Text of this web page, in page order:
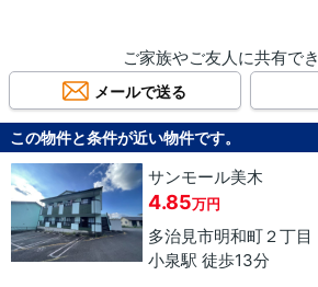
ご家族やご友人に共有でき
メールで送る
この物件と条件が近い物件です。
サンモール美木
4.85万円
多治見市明和町２丁目
小泉駅 徒歩13分